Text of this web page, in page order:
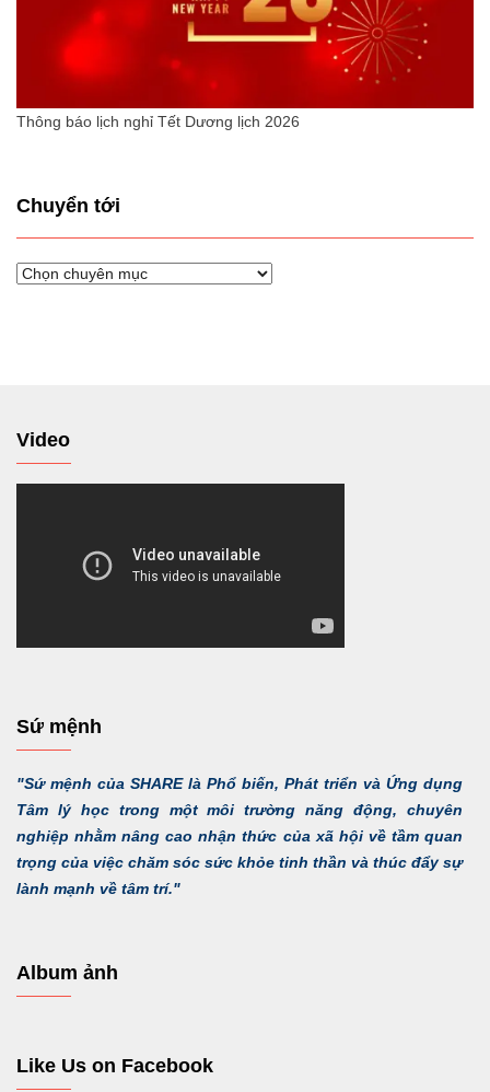
Thông báo lịch nghỉ Tết Dương lịch 2026
Chuyển tới
Chuyển
Video
Sứ mệnh
"Sứ mệnh của SHARE là Phổ biến, Phát triển và Ứng dụng
Tâm lý học trong một môi trường năng động, chuyên
nghiệp nhằm nâng cao nhận thức của xã hội về tầm quan
trọng của việc chăm sóc sức khỏe tinh thần và thúc đẩy sự
lành mạnh về tâm trí."
Album ảnh
Like Us on Facebook